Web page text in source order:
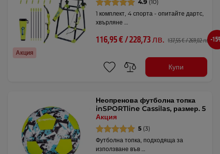
Акция
4.9 (10)
1 комплект, 4 спорта - опитайте дартс,
хвърляне …
116,95 € / 228,73 лв. 137,55 € / 269,02 лв. -
Купи
Неопренова футболна топка
inSPORTline Cassilas, размер. 5
Акция
5 (3)
Футболна топка, подходяща за
използване във …